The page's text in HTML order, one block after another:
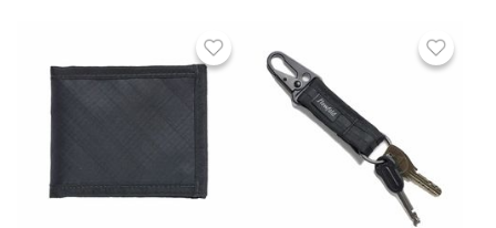
お気に入り